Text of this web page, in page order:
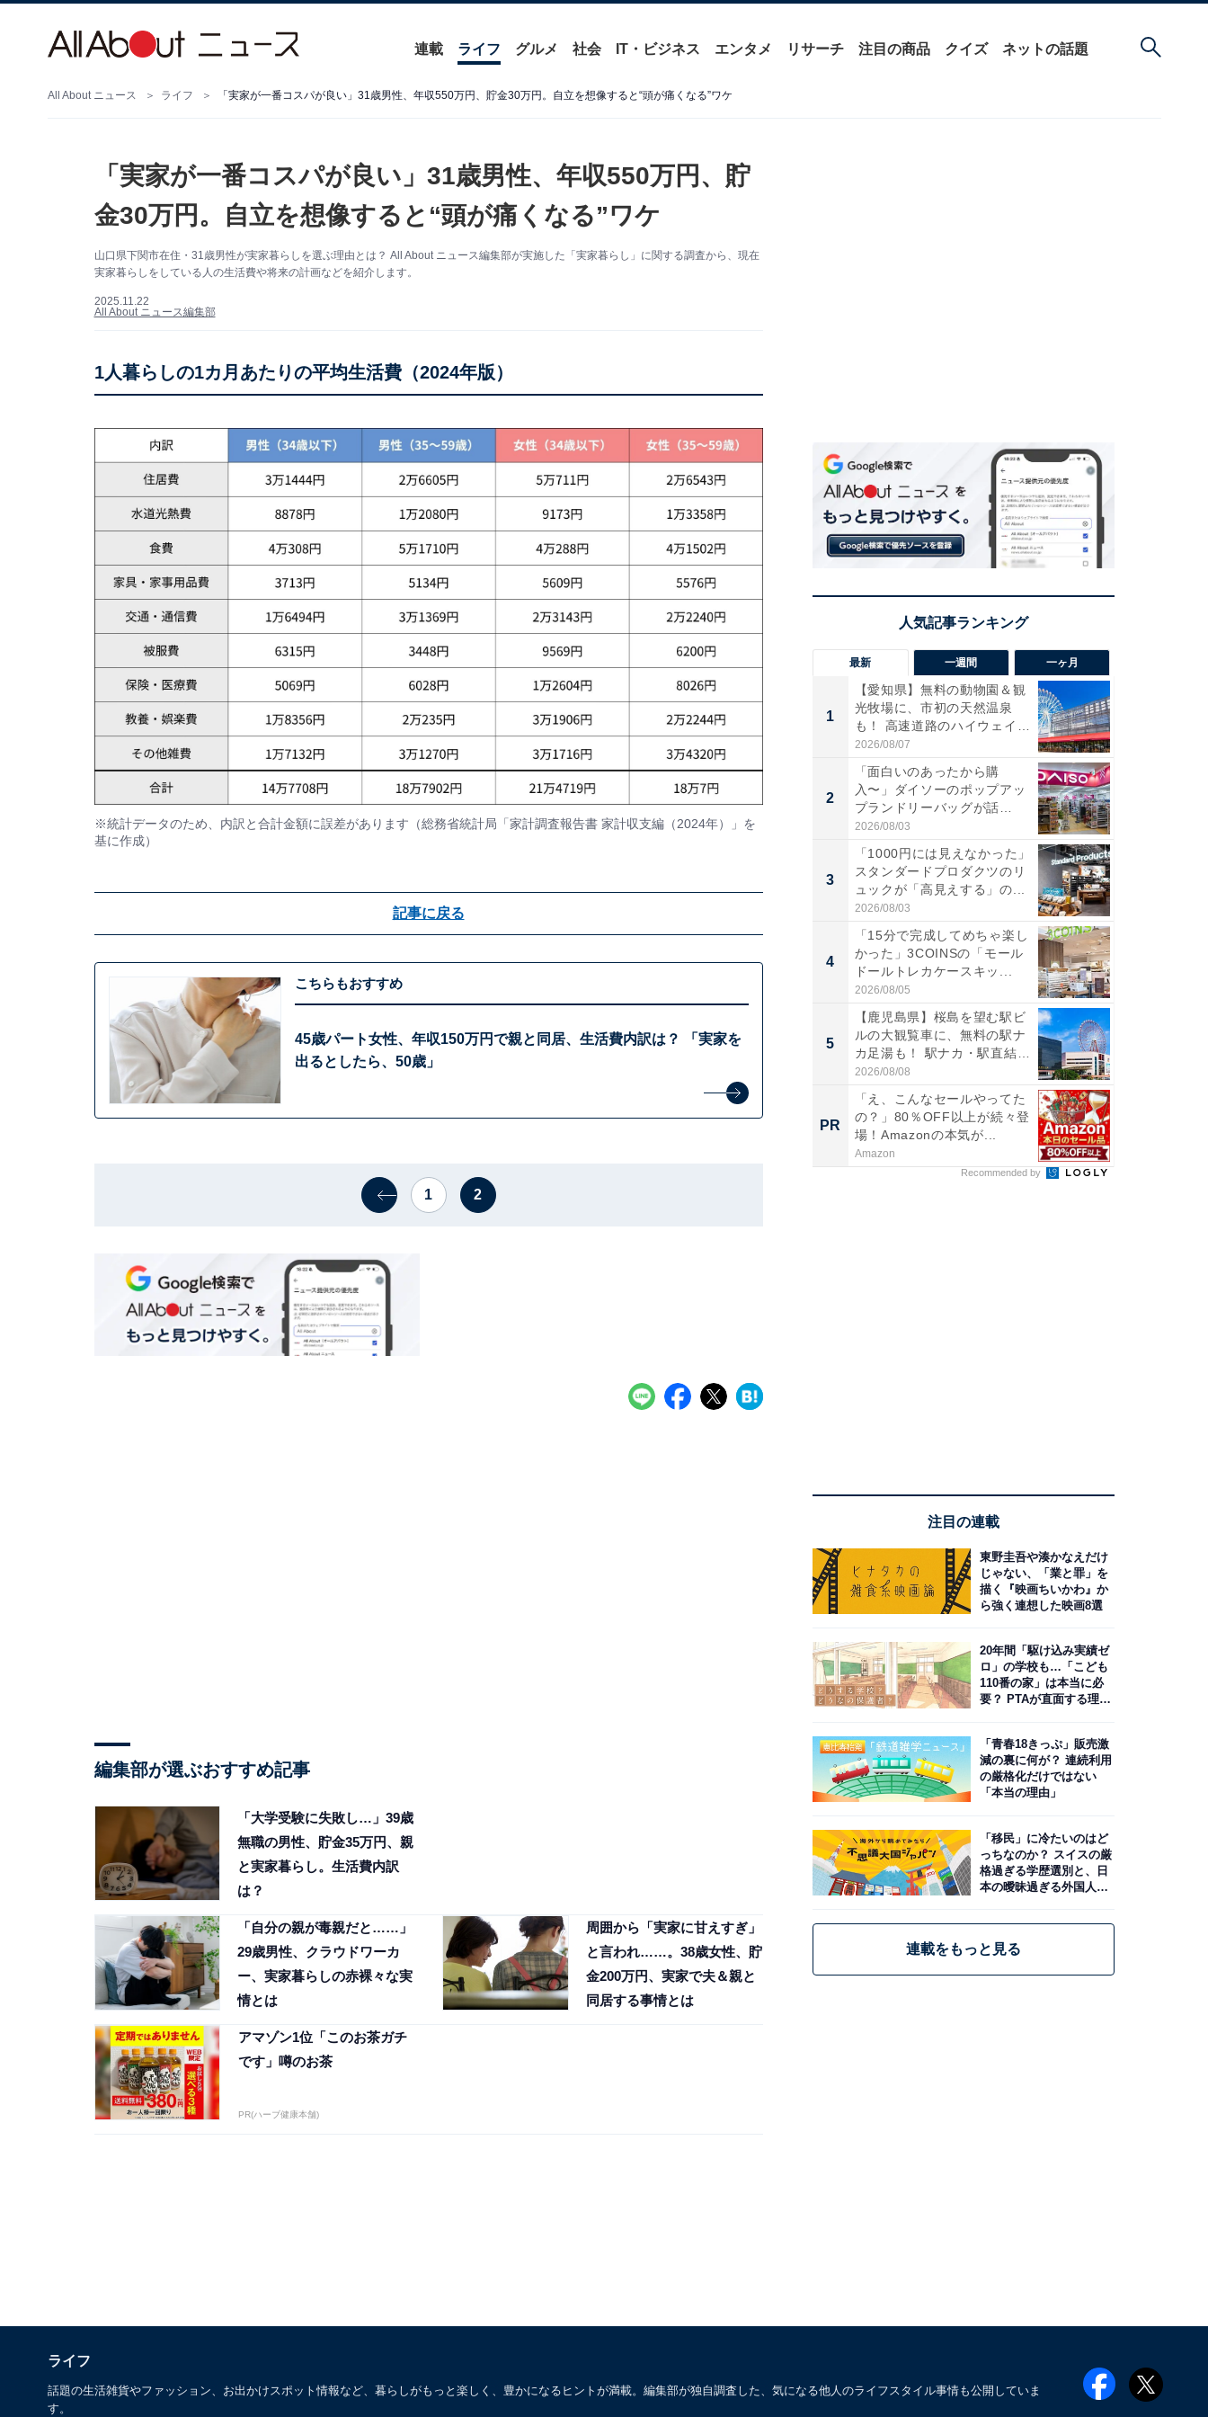
連載 ライフ グルメ 社会 IT・ビジネス エンタメ リサーチ 注目の商品 クイズ ネットの話題
All About ニュース ライフ 「実家が一番コスパが良い」31歳男性、年収550万円、貯金30万円。自立を想像すると“頭が痛くなる”ワケ
「実家が一番コスパが良い」31歳男性、年収550万円、貯
金30万円。自立を想像すると“頭が痛くなる”ワケ
山口県下関市在住・31歳男性が実家暮らしを選ぶ理由とは？ All About ニュース編集部が実施した「実家暮らし」に関する調査から、現在
実家暮らしをしている人の生活費や将来の計画などを紹介します。
2025.11.22
All About ニュース編集部
1人暮らしの1カ月あたりの平均生活費（2024年版）
※統計データのため、内訳と合計金額に誤差があります（総務省統計局「家計調査報告書 家計収支編（2024年）」を
基に作成）
記事に戻る
こちらもおすすめ
45歳パート女性、年収150万円で親と同居、生活費内訳は？ 「実家を
出るとしたら、50歳」
1 2
編集部が選ぶおすすめ記事
「大学受験に失敗し…」39歳
無職の男性、貯金35万円、親
と実家暮らし。生活費内訳
は？
「自分の親が毒親だと……」
29歳男性、クラウドワーカ
ー、実家暮らしの赤裸々な実
情とは
周囲から「実家に甘えすぎ」
と言われ……。38歳女性、貯
金200万円、実家で夫＆親と
同居する事情とは
アマゾン1位「このお茶ガチ
です」噂のお茶
PR(ハーブ健康本舗)
最新 一週間 一ヶ月
1
【愛知県】無料の動物園＆観
光牧場に、市初の天然温泉
も！ 高速道路のハイウェイオ
ア...
2026/08/07
2
「面白いのあったから購
入〜」ダイソーのポップアッ
プランドリーバッグが話
題。“さま...
2026/08/03
3
「1000円には見えなかった」
スタンダードプロダクツのリ
ュックが「高見えする」の...
2026/08/03
4
「15分で完成してめちゃ楽し
かった」3COINSの「モール
ドールトレカケースキッ...
2026/08/05
5
【鹿児島県】桜島を望む駅ビ
ルの大観覧車に、無料の駅ナ
カ足湯も！ 駅ナカ・駅直結
ス...
2026/08/08
PR
「え、こんなセールやってた
の？」80％OFF以上が続々登
場！Amazonの本気が...
Amazon
Recommended by
注目の連載
東野圭吾や湊かなえだけ
じゃない、「業と罪」を
描く『映画ちいかわ』か
ら強く連想した映画8選
20年間「駆け込み実績ゼ
ロ」の学校も…「こども
110番の家」は本当に必
要？ PTAが直面する理想
「青春18きっぷ」販売激
減の裏に何が？ 連続利用
の厳格化だけではない
「本当の理由」
「移民」に冷たいのはど
っちなのか？ スイスの厳
格過ぎる学歴選別と、日
本の曖昧過ぎる外国人政
連載をもっと見る
ライフ
話題の生活雑貨やファッション、お出かけスポット情報など、暮らしがもっと楽しく、豊かになるヒントが満載。編集部が独自調査した、気になる他人のライフスタイル事情も公開していま
す。